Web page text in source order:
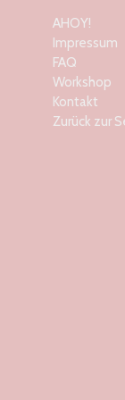
AHOY!
Impressum
FAQ
Workshop
Kontakt
Zurück zur